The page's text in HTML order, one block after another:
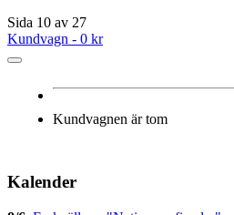
Sida 10 av 27
Kundvagn - 0 kr
Kundvagnen är tom
Kalender